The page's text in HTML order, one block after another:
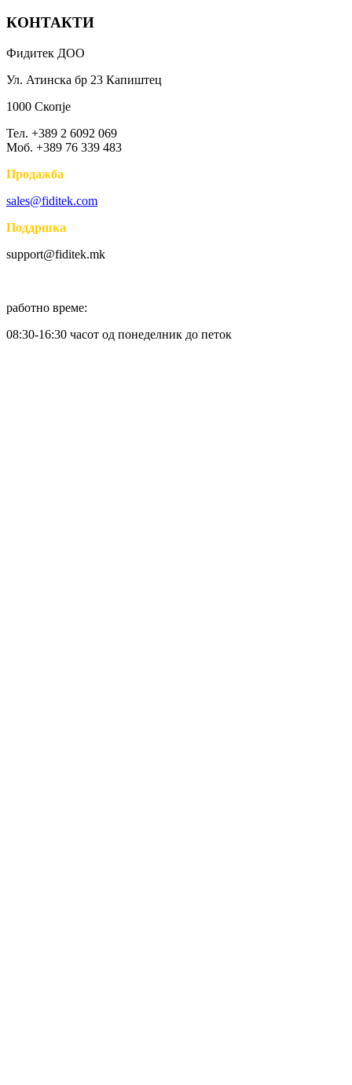
КОНТАКТИ
Фидитек ДОО
Ул. Атинска бр 23 Капиштец
1000 Скопје
Тел. +389 2 6092 069
Моб. +389 76 339 483
Продажба
sales@fiditek.com
Поддршка
support@fiditek.mk
работно време:
08:30-16:30 часот од понеделник до петок